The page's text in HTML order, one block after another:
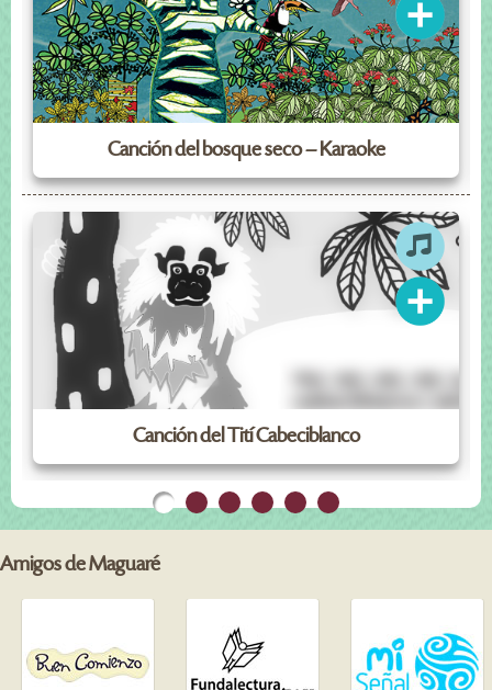
Canción del bosque seco – Karaoke
Canción del Tití Cabeciblanco
Amigos de Maguaré